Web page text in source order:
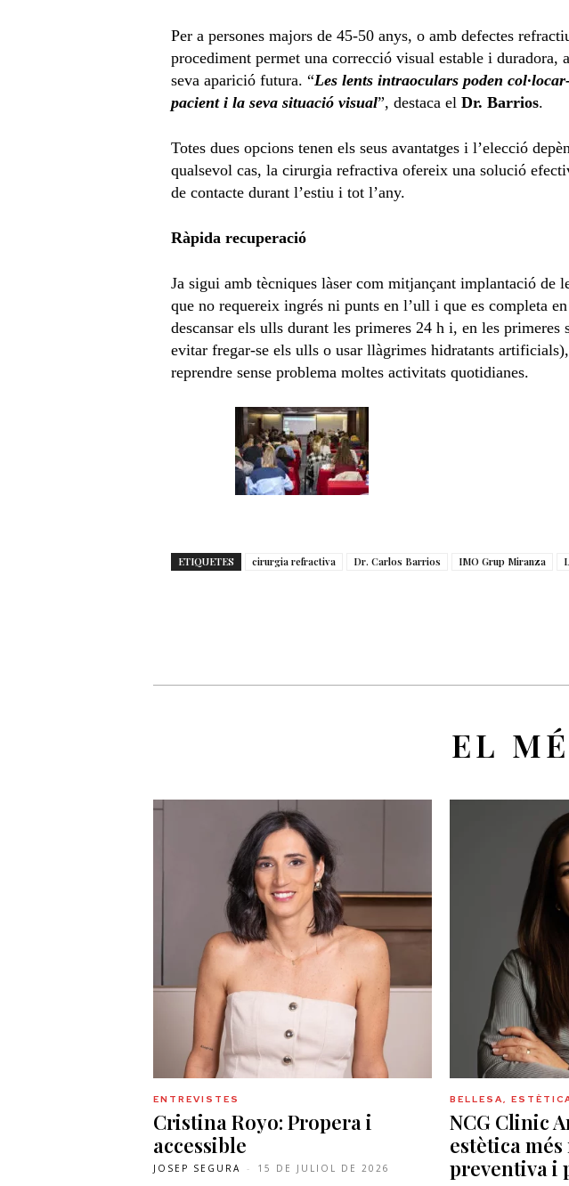
Per a persones majors de 45-50 anys, o amb defectes
procediment permet una correcció visual estable i duradora,
seva aparició futura. “Les lents intraoculars poden
pacient i la seva situació visual”, destaca el Dr. Barrios.
Totes dues opcions tenen els seus avantatges i l’elecció
qualsevol cas, la cirurgia refractiva ofereix una solució
de contacte durant l’estiu i tot l’any.
Ràpida recuperació
Ja sigui amb tècniques làser com mitjançant implantació
que no requereix ingrés ni punts en l’ull i que es completa
descansar els ulls durant les primeres 24 h i, en les
evitar fregar-se els ulls o usar llàgrimes hidratants
reprendre sense problema moltes activitats quotidianes.
ETIQUETES cirurgia refractiva Dr. Carlos Barrios IMO Grup Miranza
EL
ENTREVISTES
Cristina Royo: Propera i
accessible
JOSEP SEGURA - 15 DE JULIOL DE 2026
BELLESA,
NCG Clinic
estètica
preventiva i